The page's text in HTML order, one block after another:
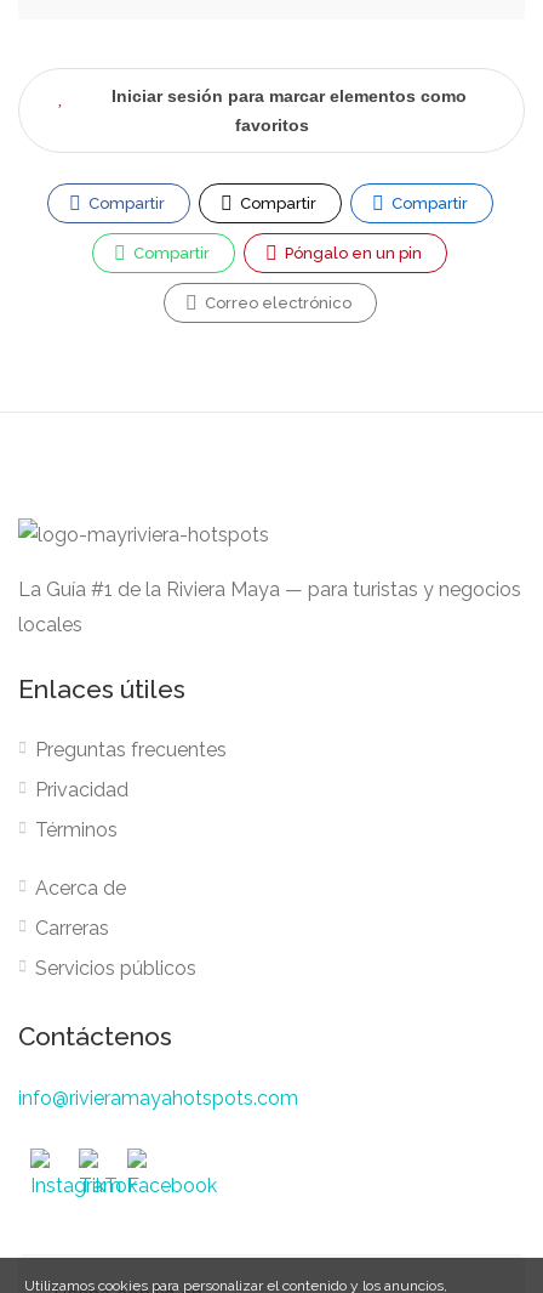
Iniciar sesión para marcar elementos como
favoritos
Compartir Compartir Compartir
Compartir Póngalo en un pin
Correo electrónico
La Guía #1 de la Riviera Maya — para turistas y negocios
locales
Enlaces útiles
Preguntas frecuentes
Privacidad
Términos
Acerca de
Carreras
Servicios públicos
Contáctenos
info@rivieramayahotspots.com
Utilizamos cookies para personalizar el contenido y los anuncios,